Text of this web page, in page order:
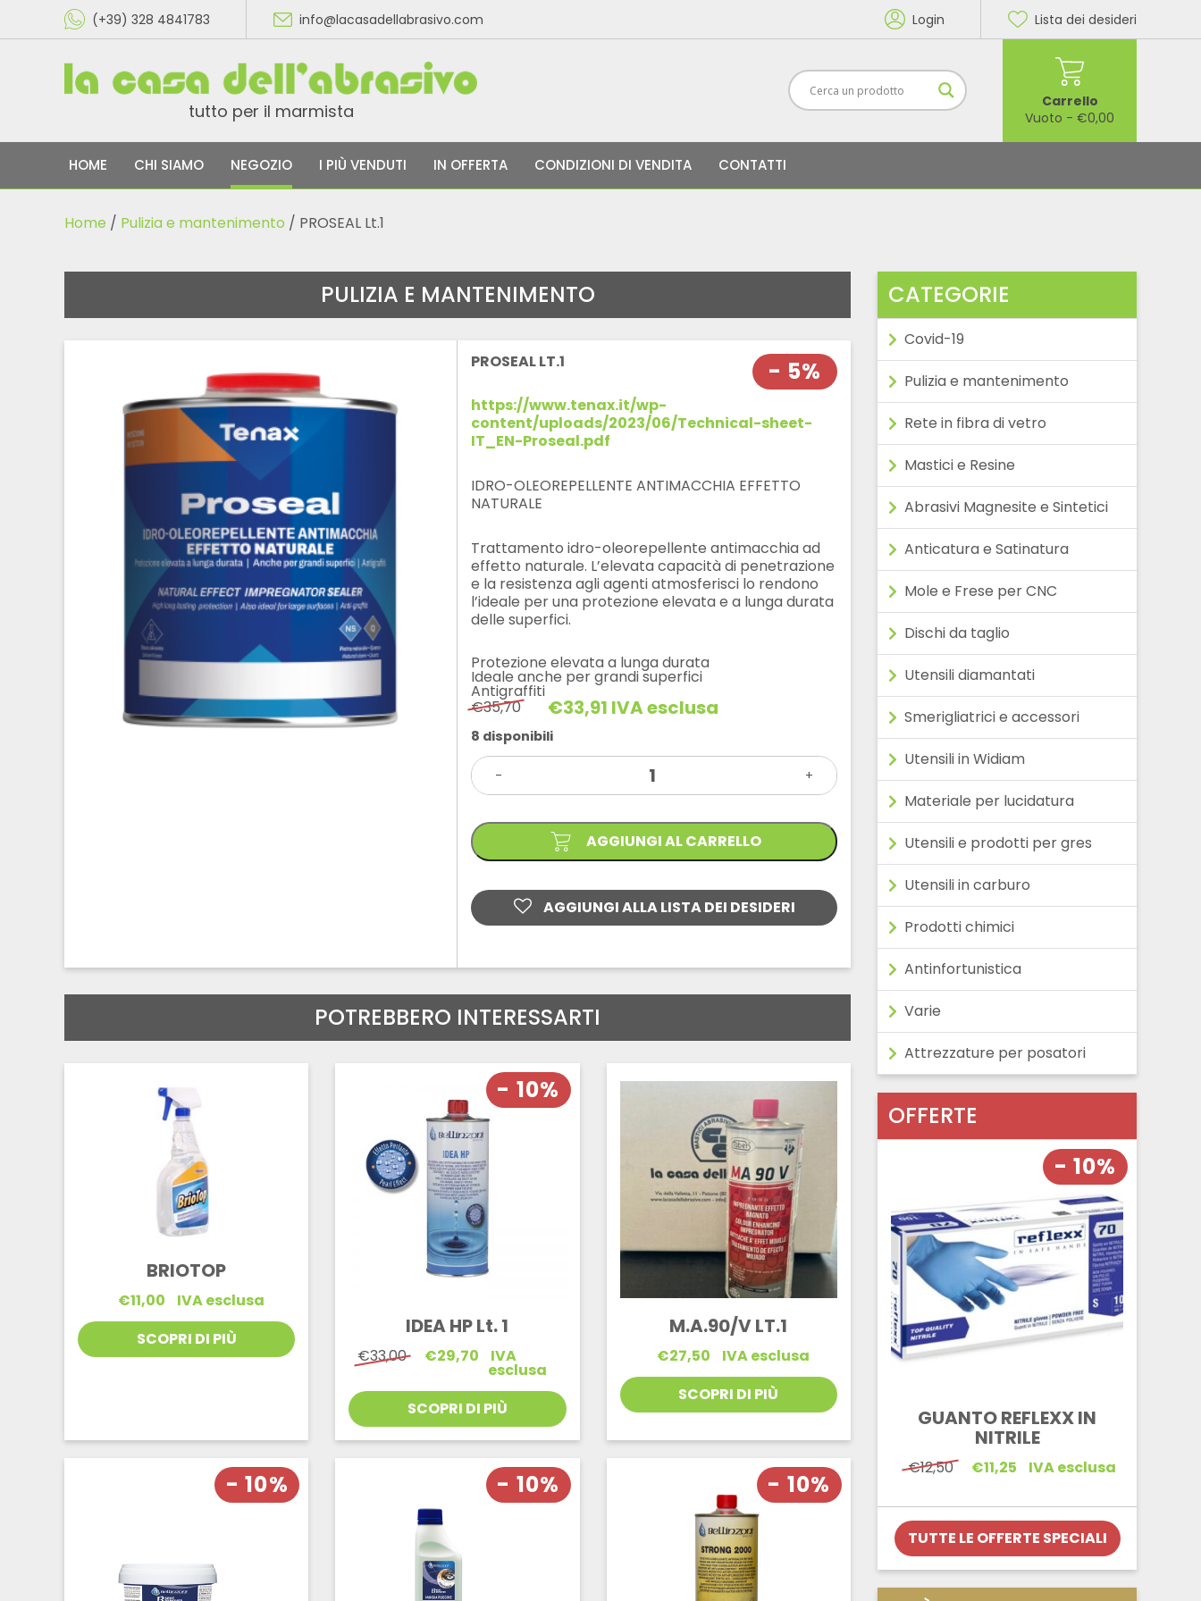
(+39) 328 4841783 info@lacasadellabrasivo.com Login Lista dei desideri
tutto per il marmista
Carrello
Vuoto - €0,00
HOME CHI SIAMO NEGOZIO I PIÙ VENDUTI IN OFFERTA CONDIZIONI DI VENDITA CONTATTI
Home / Pulizia e mantenimento / PROSEAL Lt.1
PULIZIA E MANTENIMENTO
PROSEAL LT.1 - 5%
https://www.tenax.it/wp-
content/uploads/2023/06/Technical-sheet-
IT_EN-Proseal.pdf
IDRO-OLEOREPELLENTE ANTIMACCHIA EFFETTO
NATURALE
Trattamento idro-oleorepellente antimacchia ad
effetto naturale. L’elevata capacità di penetrazione
e la resistenza agli agenti atmosferisci lo rendono
l’ideale per una protezione elevata e a lunga durata
delle superfici.
Protezione elevata a lunga durata
Ideale anche per grandi superfici
Antigraffiti
€35,70
Il
prezzo
originale
era:
€35,70.
€33,91
Il
prezzo
attuale
è:
€33,91.
IVA esclusa
8 disponibili
-
PROSEAL
quantità
+
AGGIUNGI AL CARRELLO
AGGIUNGI ALLA LISTA DEI DESIDERI
POTREBBERO INTERESSARTI
BRIOTOP
€11,00
IVA esclusa
SCOPRI DI PIÙ
- 10%
IDEA HP Lt. 1
€33,00 Il
prezzo
era:
€33,00.
€29,70
Il
prezzo
è:
€29,70.
IVA
esclusa
SCOPRI DI PIÙ
M.A.90/V LT.1
€27,50
IVA esclusa
SCOPRI DI PIÙ
- 10% - 10% - 10%
CATEGORIE
Covid-19
Pulizia e mantenimento
Rete in fibra di vetro
Mastici e Resine
Abrasivi Magnesite e Sintetici
Anticatura e Satinatura
Mole e Frese per CNC
Dischi da taglio
Utensili diamantati
Smerigliatrici e accessori
Utensili in Widiam
Materiale per lucidatura
Utensili e prodotti per gres
Utensili in carburo
Prodotti chimici
Antinfortunistica
Varie
Attrezzature per posatori
OFFERTE
- 10%
GUANTO REFLEXX IN
NITRILE
€12,50 Il
era:
€12,50.
€11,25
Il
è:
€11,25.
IVA esclusa
TUTTE LE OFFERTE SPECIALI